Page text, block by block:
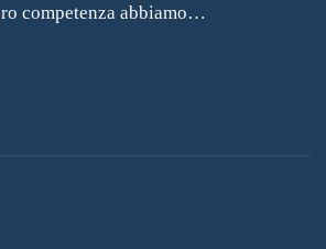
competenza abbiamo…